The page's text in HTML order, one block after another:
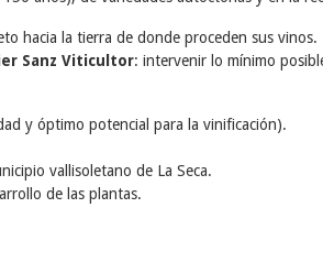
hacia la tierra de donde proceden sus vinos.
Sanz Viticultor: intervenir lo mínimo
y óptimo potencial para la vinificación).
vallisoletano de La Seca.
de las plantas.